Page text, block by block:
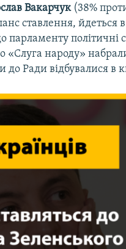
Вакарчук (38%
ставлення, йдеться
парламенту політичні
«Слуга народу»
до Ради відбувалися в